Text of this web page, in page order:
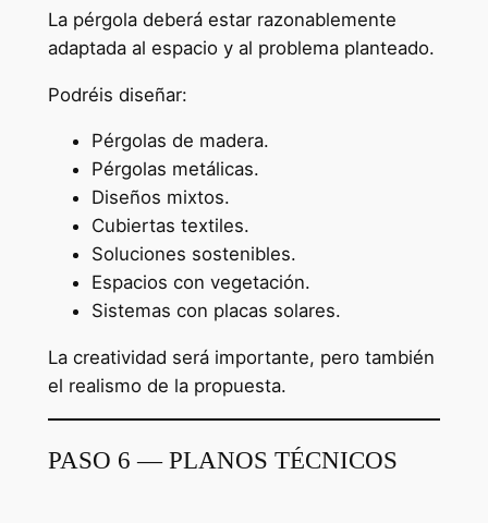
La pérgola deberá estar razonablemente
adaptada al espacio y al problema planteado.
Podréis diseñar:
Pérgolas de madera.
Pérgolas metálicas.
Diseños mixtos.
Cubiertas textiles.
Soluciones sostenibles.
Espacios con vegetación.
Sistemas con placas solares.
La creatividad será importante, pero también
el realismo de la propuesta.
PASO 6 — PLANOS TÉCNICOS